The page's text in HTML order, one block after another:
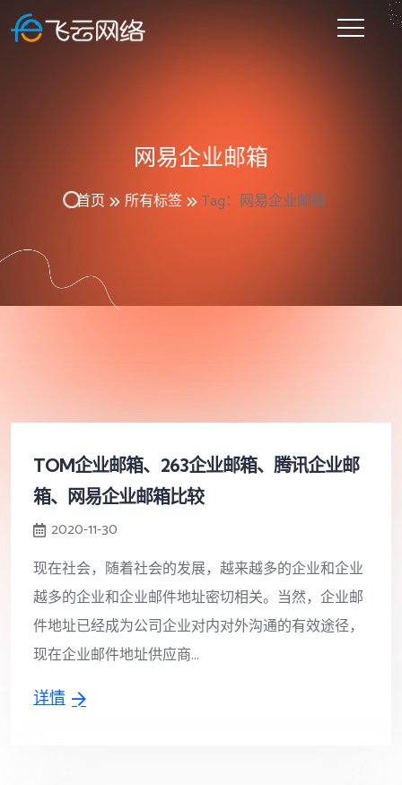
网易企业邮箱
首页 所有标签 Tag：网易企业邮箱
TOM企业邮箱、263企业邮箱、腾讯企业邮
箱、网易企业邮箱比较
2020-11-30
现在社会，随着社会的发展，越来越多的企业和企业
越多的企业和企业邮件地址密切相关。当然，企业邮
件地址已经成为公司企业对内对外沟通的有效途径，
现在企业邮件地址供应商...
详情